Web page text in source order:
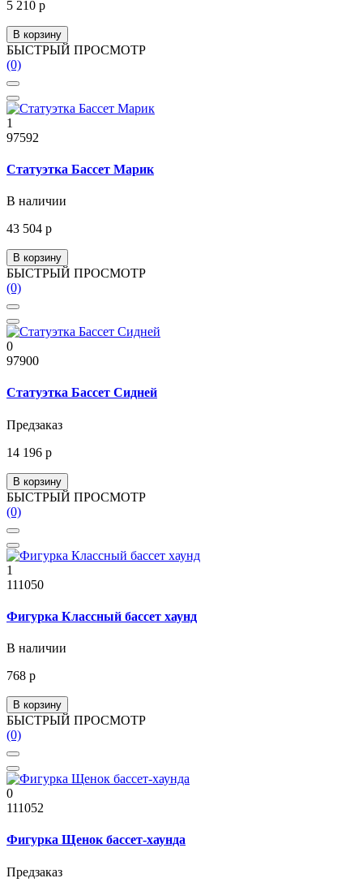
5 210 р
В корзину
БЫСТРЫЙ ПРОСМОТР
(0)
1
97592
Статуэтка Бассет Марик
В наличии
43 504 р
В корзину
БЫСТРЫЙ ПРОСМОТР
(0)
0
97900
Статуэтка Бассет Сидней
Предзаказ
14 196 р
В корзину
БЫСТРЫЙ ПРОСМОТР
(0)
1
111050
Фигурка Классный бассет хаунд
В наличии
768 р
В корзину
БЫСТРЫЙ ПРОСМОТР
(0)
0
111052
Фигурка Щенок бассет-хаунда
Предзаказ